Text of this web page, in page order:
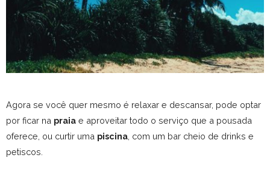
Agora se você quer mesmo é relaxar e descansar, pode optar
por ficar na praia e aproveitar todo o serviço que a pousada
oferece, ou curtir uma piscina , com um bar cheio de drinks e
petiscos.